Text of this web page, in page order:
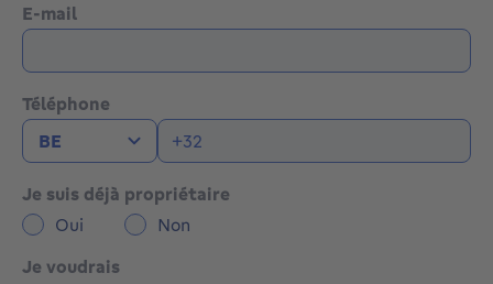
E-mail
Téléphone
Je suis déjà propriétaire
Oui
Non
Je voudrais